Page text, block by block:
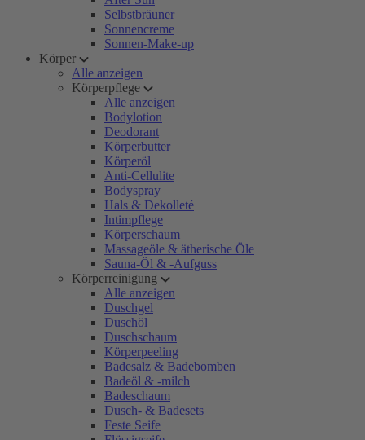
Selbstbräuner
Sonnencreme
Sonnen-Make-up
Körper
Alle anzeigen
Körperpflege
Alle anzeigen
Bodylotion
Deodorant
Körperbutter
Körperöl
Anti-Cellulite
Bodyspray
Hals & Dekolleté
Intimpflege
Körperschaum
Massageöle & ätherische Öle
Sauna-Öl & -Aufguss
Körperreinigung
Alle anzeigen
Duschgel
Duschöl
Duschschaum
Körperpeeling
Badesalz & Badebomben
Badeöl & -milch
Badeschaum
Dusch- & Badesets
Feste Seife